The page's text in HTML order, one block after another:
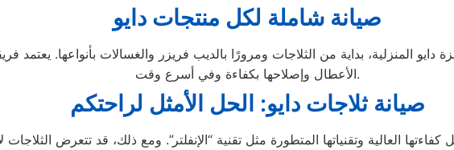
صيانة شاملة لكل منتجات دايو
دايو المنزلية، بداية من الثلاجات ومرورًا بالديب فريزر والغسالات بأنواعها.
الأعطال وإصلاحها بكفاءة وفي أسرع وقت.
صيانة ثلاجات دايو: الحل الأمثل لراحتكم
كفاءتها العالية وتقنياتها المتطورة مثل تقنية “الإنفلتر”. ومع ذلك، قد تتعرض